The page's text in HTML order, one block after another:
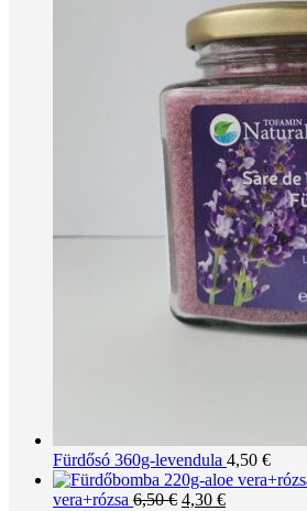
Fürdősó 360g-levendula 4,50 €
vera+rózsa 6,50€ Original
4,30 €Current